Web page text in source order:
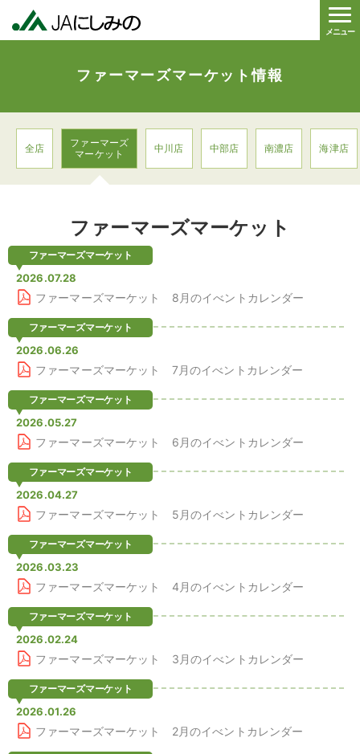
メニュー
ファーマーズマーケット情報
全店
ファーマーズ
マーケット
中川店 中部店 南濃店 海津店
ファーマーズマーケット
ファーマーズマーケット
2026.07.28
ファーマーズマーケット 8月のイべントカレンダー
ファーマーズマーケット
2026.06.26
ファーマーズマーケット 7月のイべントカレンダー
ファーマーズマーケット
2026.05.27
ファーマーズマーケット 6月のイべントカレンダー
ファーマーズマーケット
2026.04.27
ファーマーズマーケット 5月のイべントカレンダー
ファーマーズマーケット
2026.03.23
ファーマーズマーケット 4月のイべントカレンダー
ファーマーズマーケット
2026.02.24
ファーマーズマーケット 3月のイべントカレンダー
ファーマーズマーケット
2026.01.26
ファーマーズマーケット 2月のイべントカレンダー